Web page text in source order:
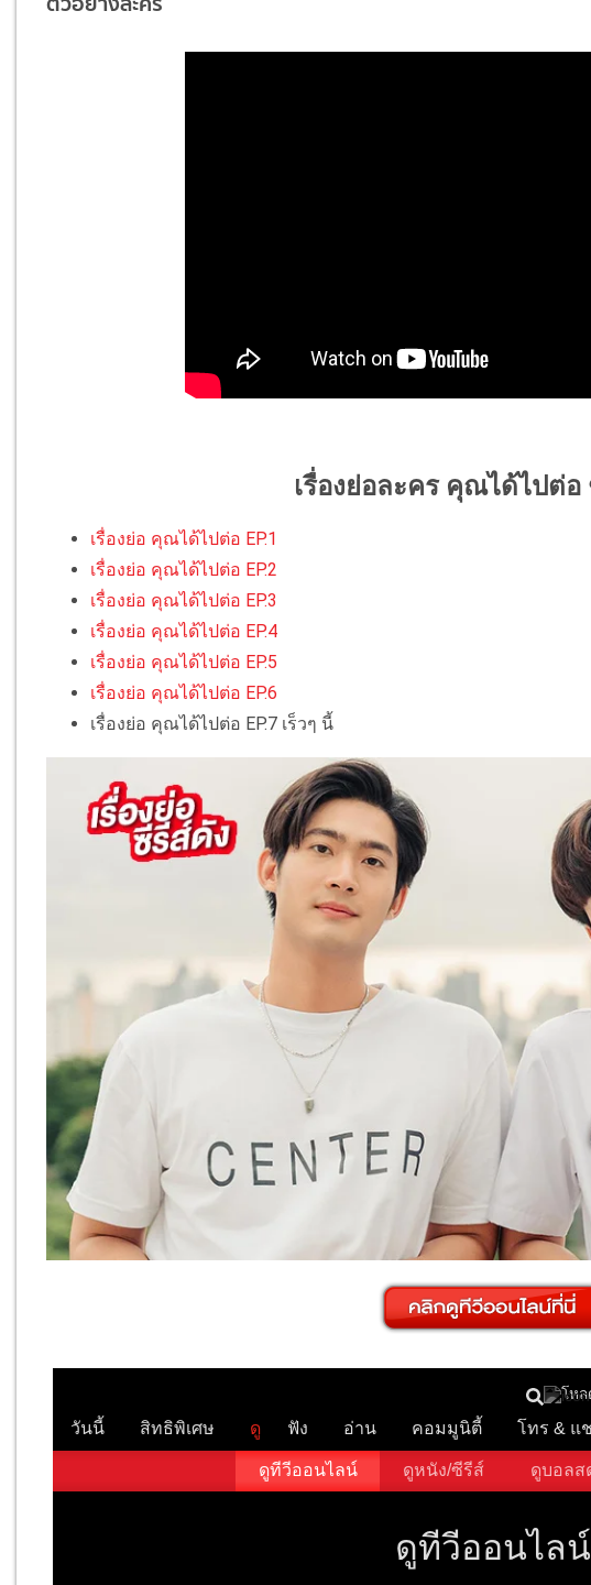
เรื่องย่อละคร คุณได้ไปต่อ
เรื่องย่อ คุณได้ไปต่อ EP.1
เรื่องย่อ คุณได้ไปต่อ EP.2
เรื่องย่อ คุณได้ไปต่อ EP.3
เรื่องย่อ คุณได้ไปต่อ EP.4
เรื่องย่อ คุณได้ไปต่อ EP.5
เรื่องย่อ คุณได้ไปต่อ EP.6
เรื่องย่อ คุณได้ไปต่อ EP.7 เร็วๆ นี้